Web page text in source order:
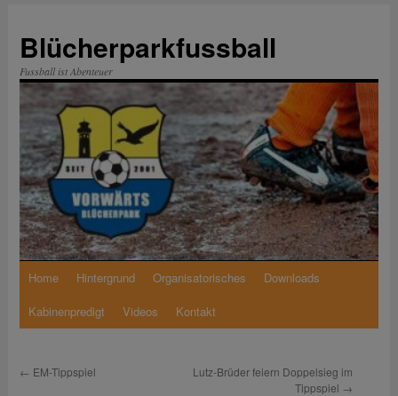
springen
Blücherparkfussball
Fussball ist Abenteuer
Home Hintergrund Organisatorisches
Downloads
Kabinenpredigt
Videos Kontakt
← EM-Tippspiel
Lutz-Brüder feiern Doppelsieg im
Tippspiel →